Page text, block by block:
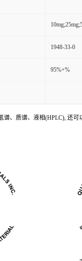
1948-33-0
95%+%
谱、质谱、液相(HPLC), 还